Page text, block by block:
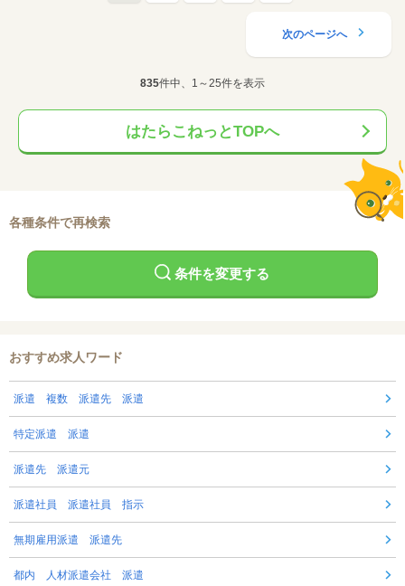
次のページへ
835件中、1～25件を表示
はたらこねっとTOPへ
各種条件で再検索
条件を変更する
おすすめ求人ワード
派遣 複数 派遣先 派遣
特定派遣 派遣
派遣先 派遣元
派遣社員 派遣社員 指示
無期雇用派遣 派遣先
都内 人材派遣会社 派遣